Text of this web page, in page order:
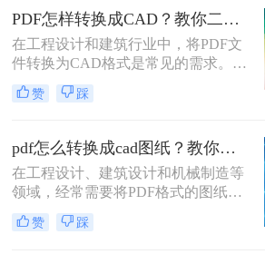
CAD图纸的方法，帮助您根据不同的
需求选择最合适的方式。
PDF怎样转换成CAD？教你二个简单方法！
在工程设计和建筑行业中，将PDF文
件转换为CAD格式是常见的需求。无
论是为了进一步编辑、修改还是与其
他CAD文件进行整合，掌握高效的
么PDF怎样转换成CAD呢？本文将详
细介绍两种将PDF文件转换为CAD的
方法，帮助您轻松应对各种需求。
赞 踩
pdf怎么转换成cad图纸？教你这二种简单的方法！
在工程设计、建筑设计和机械制造等
领域，经常需要将PDF格式的图纸转
换为CAD格式，以便进行进一步的编
辑、修改和优化。PDF文件主要是为
赞 踩